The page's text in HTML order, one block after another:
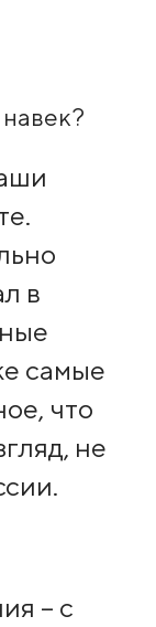
в
самые
что
не
– с